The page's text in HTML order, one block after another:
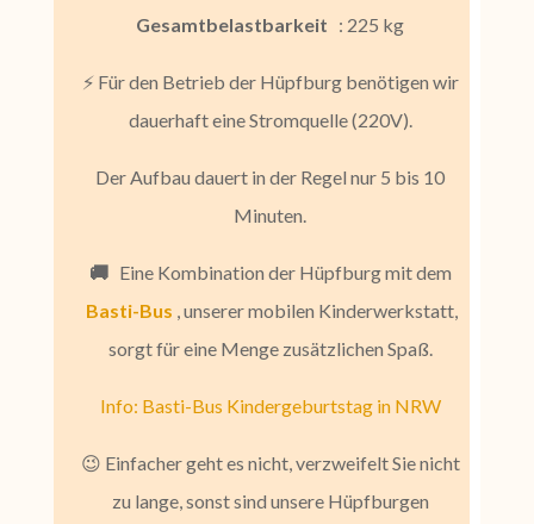
Gesamtbelastbarkeit : 225 kg
⚡ Für den Betrieb der Hüpfburg benötigen wir
dauerhaft eine Stromquelle (220V).
Der Aufbau dauert in der Regel nur 5 bis 10
Minuten.
🚚Eine Kombination der Hüpfburg mit dem
Basti-Bus , unserer mobilen Kinderwerkstatt,
sorgt für eine Menge zusätzlichen Spaß.
Info: Basti-Bus Kindergeburtstag in NRW
😉 Einfacher geht es nicht, verzweifelt Sie nicht
zu lange, sonst sind unsere Hüpfburgen